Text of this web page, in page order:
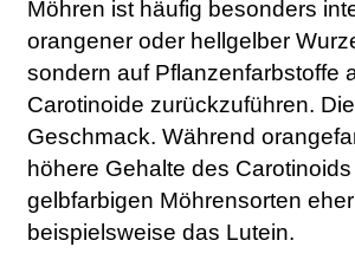
Möhren ist häufig besonders
orangener oder hellgelber
sondern auf Pflanzenfarbstoffe
Carotinoide zurückzuführen.
Geschmack. Während
höhere Gehalte des
gelbfarbigen Möhrensorten
beispielsweise das Lutein.